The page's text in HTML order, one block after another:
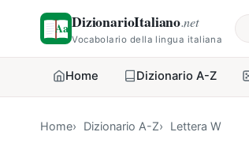
DizionarioItaliano.net
Vocabolario della lingua italiana
Home Dizionario A-Z
Home Dizionario A-Z Lettera W